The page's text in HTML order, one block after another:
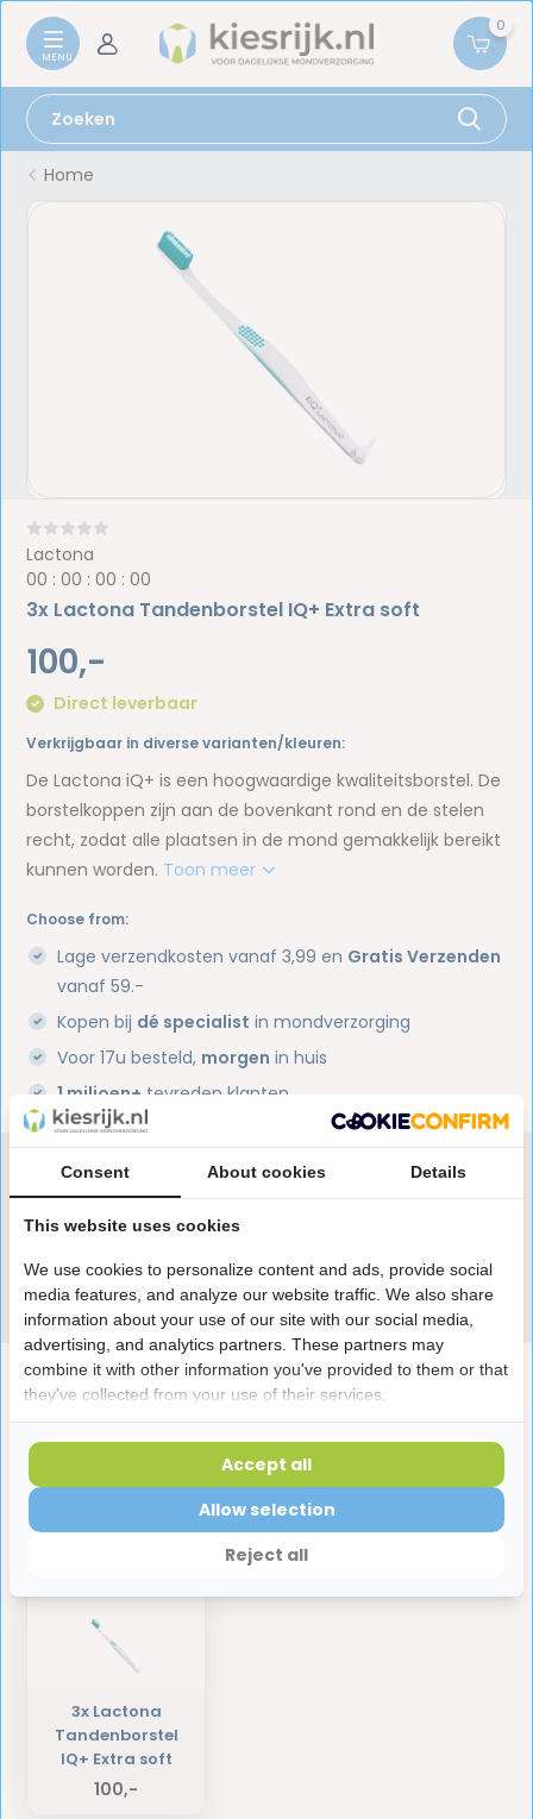
0
Home
Lactona
00 :00 :00 :00
3x Lactona Tandenborstel IQ+ Extra soft
100,-
Direct leverbaar
Verkrijgbaar in diverse varianten/kleuren:
De Lactona iQ+ is een hoogwaardige kwaliteitsborstel. De
borstelkoppen zijn aan de bovenkant rond en de stelen
recht, zodat alle plaatsen in de mond gemakkelijk bereikt
kunnen worden. Toon meer
Choose from:
Lage verzendkosten vanaf 3,99 en Gratis Verzenden
vanaf 59.-
Kopen bij dé specialist in mondverzorging
Voor 17u besteld, morgen in huis
1 miljoen+ tevreden klanten
Productomschrijving
Reviews
Heb je een vraag over dit product?
in de chat of stuur een e-mail.
Stuur e-mail
Laatst bekeken producten
3x Lactona
Tandenborstel
IQ+ Extra soft
100,-
Consent About cookies Details
This website uses cookies
We use cookies to personalize content and ads, provide social
media features, and analyze our website traffic. We also share
information about your use of our site with our social media,
advertising, and analytics partners. These partners may
combine it with other information you've provided to them or that
they've collected from your use of their services.
Reject all
Allow selection
Accept all